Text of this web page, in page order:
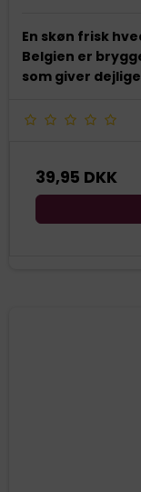
En skøn frisk
Belgien er
som giver
39,95 DKK